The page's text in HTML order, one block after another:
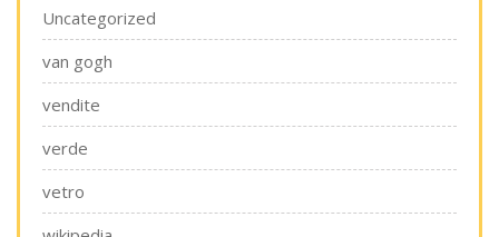
Uncategorized
van gogh
vendite
verde
vetro